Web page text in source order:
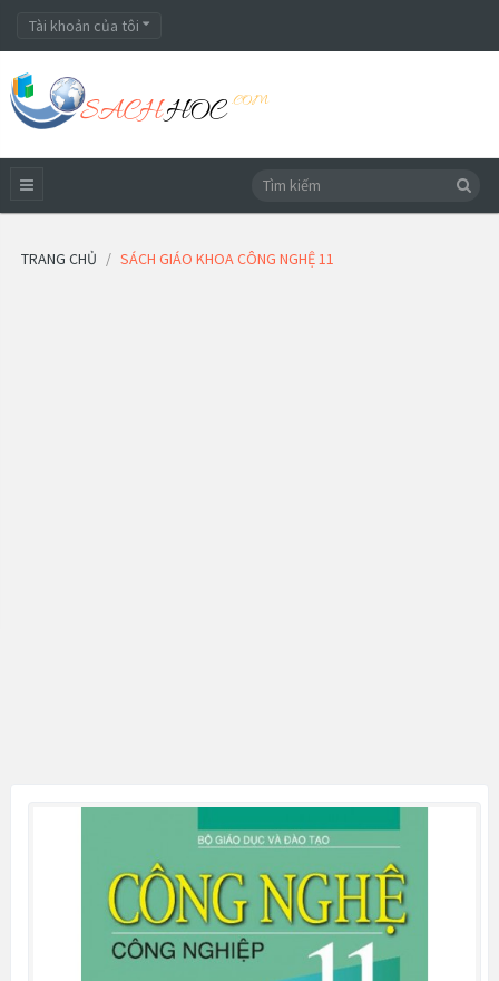
Tài khoản của tôi
TRANG CHỦ SÁCH GIÁO KHOA CÔNG NGHỆ 11